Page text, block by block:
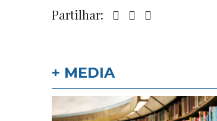
Partilhar:
+ MEDIA